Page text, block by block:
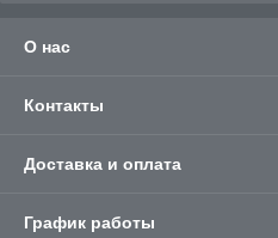
О нас
Контакты
Доставка и оплата
График работы